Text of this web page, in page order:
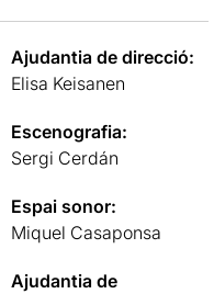
Ajudantia de direcció:
Elisa Keisanen
Escenografia:
Sergi Cerdán
Espai sonor:
Miquel Casaponsa
Ajudantia de